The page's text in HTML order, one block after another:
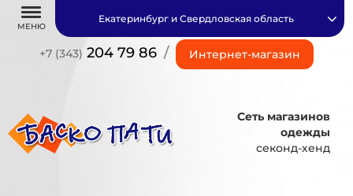
МЕНЮ
+7 (343) 204 79 86 / Интернет-магазин
Екатеринбург и Свердловская область
Сеть магазинов
одежды
секонд-хенд